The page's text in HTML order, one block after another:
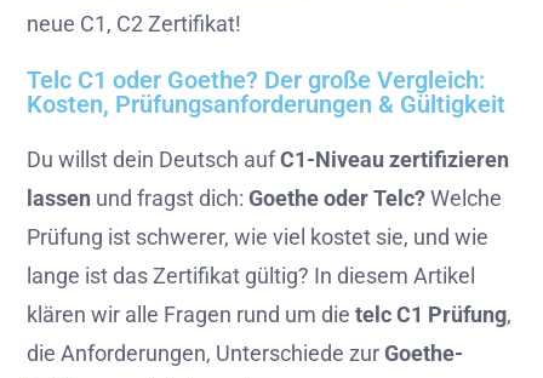
neue C1, C2 Zertifikat!
Telc C1 oder Goethe? Der große Vergleich:
Kosten, Prüfungsanforderungen & Gültigkeit
Du willst dein Deutsch aufC1-Niveau zertifizieren
lassen und fragst dich: Goethe oder Telc?Welche
Prüfung ist schwerer, wie viel kostet sie, und wie
lange ist das Zertifikat gültig? In diesem Artikel
klären wir alle Fragen rund um die telc C1 Prüfung,
die Anforderungen, Unterschiede zurGoethe-